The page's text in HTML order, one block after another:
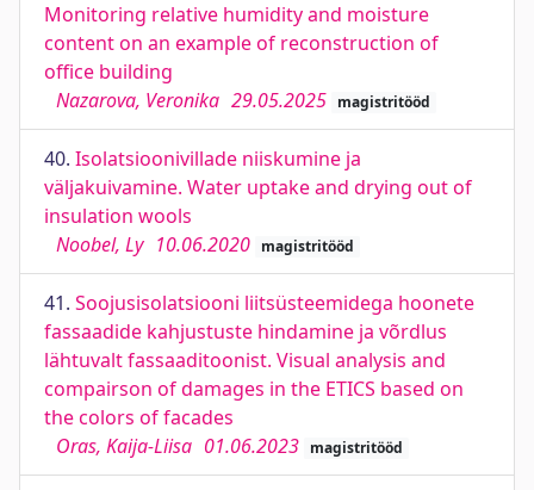
Monitoring relative humidity and moisture
content on an example of reconstruction of
office building
Nazarova, Veronika 29.05.2025 magistritööd
40. Isolatsioonivillade niiskumine ja
väljakuivamine. Water uptake and drying out of
insulation wools
Noobel, Ly 10.06.2020 magistritööd
41. Soojusisolatsiooni liitsüsteemidega hoonete
fassaadide kahjustuste hindamine ja võrdlus
lähtuvalt fassaaditoonist. Visual analysis and
compairson of damages in the ETICS based on
the colors of facades
Oras, Kaija-Liisa 01.06.2023 magistritööd